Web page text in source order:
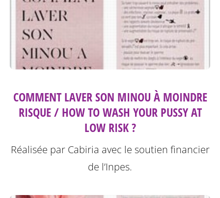
COMMENT LAVER SON MINOU À MOINDRE
RISQUE / HOW TO WASH YOUR PUSSY AT
LOW RISK ?
Réalisée par Cabiria avec le soutien financier
de l’Inpes.